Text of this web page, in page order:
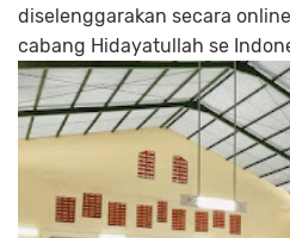
diselenggarakan secara
cabang Hidayatullah se